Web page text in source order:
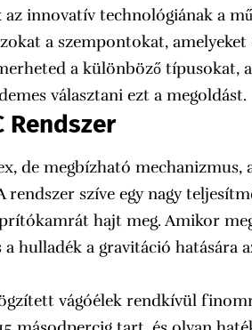
innovatív technológiának a
a szempontokat, amelyeket
a különböző típusokat,
választani ezt a megoldást.
Rendszer
de megbízható mechanizmus,
szíve egy nagy
hajt meg. Amikor
hulladék a gravitáció hatására
vágóélek rendkívül